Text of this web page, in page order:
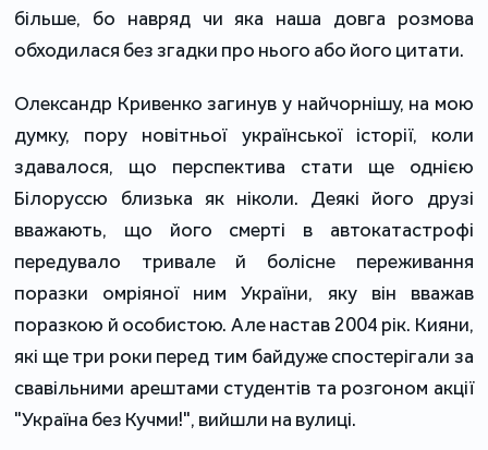
більше, бо навряд чи яка наша довга розмова
обходилася без згадки про нього або його цитати.
Олександр Кривенко загинув у найчорнішу, на мою
думку, пору новітньої української історії, коли
здавалося, що перспектива стати ще однією
Білоруссю близька як ніколи. Деякі його друзі
вважають, що його смерті в автокатастрофі
передувало тривале й болісне переживання
поразки омріяної ним України, яку він вважав
поразкою й особистою. Але настав 2004 рік. Кияни,
які ще три роки перед тим байдуже спостерігали за
свавільними арештами студентів та розгоном акції
"Україна без Кучми!", вийшли на вулиці.